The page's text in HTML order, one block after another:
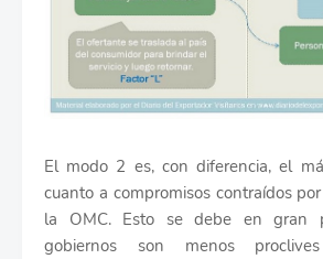
El modo 2 es, con diferencia, el
cuanto a compromisos contraídos
la OMC. Esto se debe en gran
gobiernos son menos